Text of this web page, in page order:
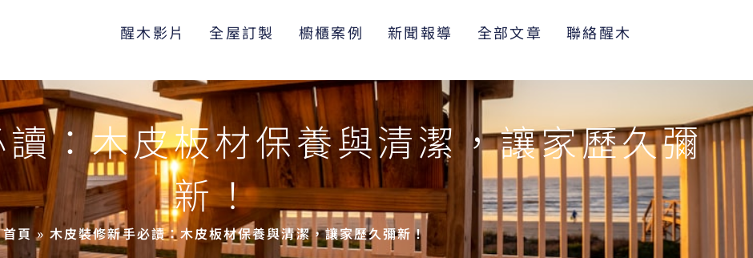
醒木影片 全屋訂製 櫥櫃案例 新聞報導 全部文章 聯絡醒木
：木皮板材保養與清潔，讓家歷久彌
新！
首頁 »木皮裝修新手必讀：木皮板材保養與清潔，讓家歷久彌新！